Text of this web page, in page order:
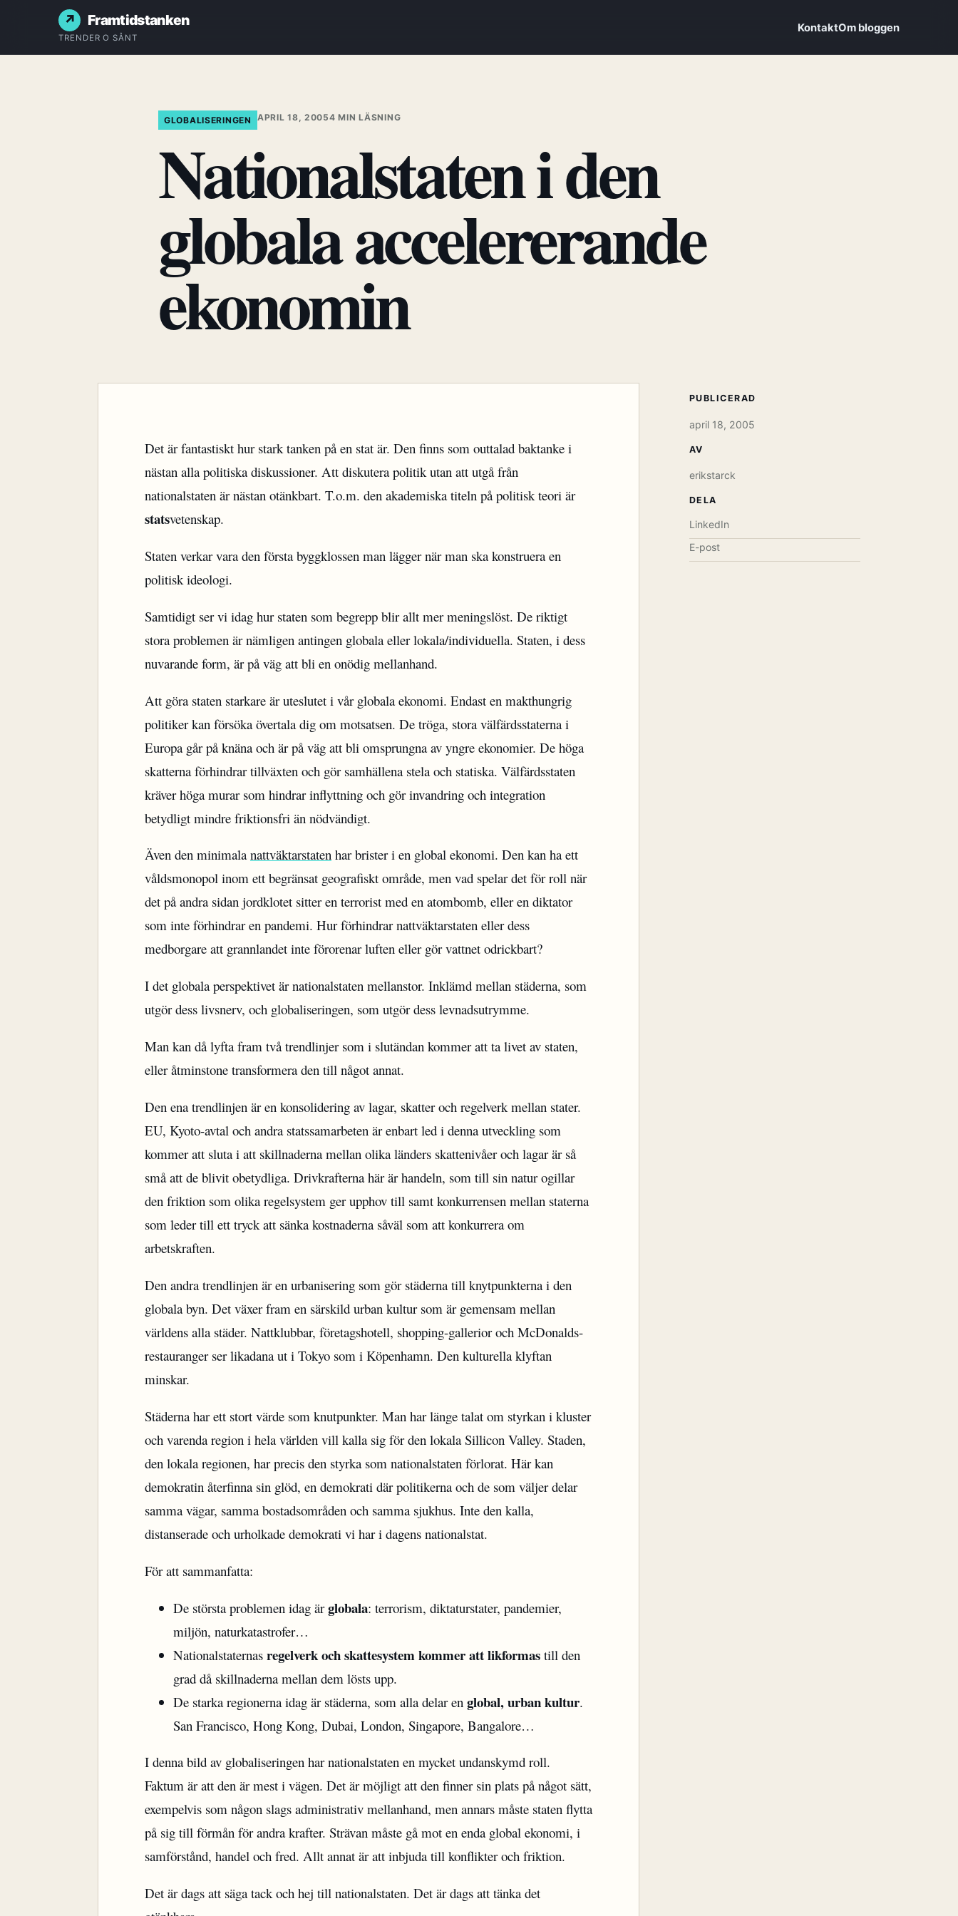
Framtidstanken
TRENDER O SÅNT
KontaktOm bloggen
GLOBALISERINGEN APRIL 18, 20054 MIN LÄSNING
Nationalstaten i den
globala accelererande
ekonomin
Det är fantastiskt hur stark tanken på en stat är. Den finns som outtalad baktanke i
nästan alla politiska diskussioner. Att diskutera politik utan att utgå från
nationalstaten är nästan otänkbart. T.o.m. den akademiska titeln på politisk teori är
statsvetenskap.
Staten verkar vara den första byggklossen man lägger när man ska konstruera en
politisk ideologi.
Samtidigt ser vi idag hur staten som begrepp blir allt mer meningslöst. De riktigt
stora problemen är nämligen antingen globala eller lokala/individuella. Staten, i dess
nuvarande form, är på väg att bli en onödig mellanhand.
Att göra staten starkare är uteslutet i vår globala ekonomi. Endast en makthungrig
politiker kan försöka övertala dig om motsatsen. De tröga, stora välfärdsstaterna i
Europa går på knäna och är på väg att bli omsprungna av yngre ekonomier. De höga
skatterna förhindrar tillväxten och gör samhällena stela och statiska. Välfärdsstaten
kräver höga murar som hindrar inflyttning och gör invandring och integration
betydligt mindre friktionsfri än nödvändigt.
Även den minimalanattväktarstaten har brister i en global ekonomi. Den kan ha ett
våldsmonopol inom ett begränsat geografiskt område, men vad spelar det för roll när
det på andra sidan jordklotet sitter en terrorist med en atombomb, eller en diktator
som inte förhindrar en pandemi. Hur förhindrar nattväktarstaten eller dess
medborgare att grannlandet inte förorenar luften eller gör vattnet odrickbart?
I det globala perspektivet är nationalstaten mellanstor. Inklämd mellan städerna, som
utgör dess livsnerv, och globaliseringen, som utgör dess levnadsutrymme.
Man kan då lyfta fram två trendlinjer som i slutändan kommer att ta livet av staten,
eller åtminstone transformera den till något annat.
Den ena trendlinjen är en konsolidering av lagar, skatter och regelverk mellan stater.
EU, Kyoto-avtal och andra statssamarbeten är enbart led i denna utveckling som
kommer att sluta i att skillnaderna mellan olika länders skattenivåer och lagar är så
små att de blivit obetydliga. Drivkrafterna här är handeln, som till sin natur ogillar
den friktion som olika regelsystem ger upphov till samt konkurrensen mellan staterna
som leder till ett tryck att sänka kostnaderna såväl som att konkurrera om
arbetskraften.
Den andra trendlinjen är en urbanisering som gör städerna till knytpunkterna i den
globala byn. Det växer fram en särskild urban kultur som är gemensam mellan
världens alla städer. Nattklubbar, företagshotell, shopping-gallerior och McDonalds-
restauranger ser likadana ut i Tokyo som i Köpenhamn. Den kulturella klyftan
minskar.
Städerna har ett stort värde som knutpunkter. Man har länge talat om styrkan i kluster
och varenda region i hela världen vill kalla sig för den lokala Sillicon Valley. Staden,
den lokala regionen, har precis den styrka som nationalstaten förlorat. Här kan
demokratin återfinna sin glöd, en demokrati där politikerna och de som väljer delar
samma vägar, samma bostadsområden och samma sjukhus. Inte den kalla,
distanserade och urholkade demokrati vi har i dagens nationalstat.
För att sammanfatta:
De största problemen idag ärglobala: terrorism, diktaturstater, pandemier,
miljön, naturkatastrofer…
Nationalstaternas regelverk och skattesystem kommer att likformas till den
grad då skillnaderna mellan dem lösts upp.
De starka regionerna idag är städerna, som alla delar en global, urban kultur.
San Francisco, Hong Kong, Dubai, London, Singapore, Bangalore…
I denna bild av globaliseringen har nationalstaten en mycket undanskymd roll.
Faktum är att den är mest i vägen. Det är möjligt att den finner sin plats på något sätt,
exempelvis som någon slags administrativ mellanhand, men annars måste staten flytta
på sig till förmån för andra krafter. Strävan måste gå mot en enda global ekonomi, i
samförstånd, handel och fred. Allt annat är att inbjuda till konflikter och friktion.
Det är dags att säga tack och hej till nationalstaten. Det är dags att tänka det
PUBLICERAD
april 18, 2005
AV
erikstarck
DELA
LinkedIn
E-post